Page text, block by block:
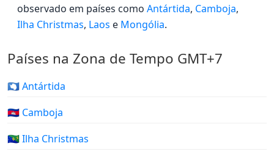
observado em países como Antártida, Camboja,
Ilha Christmas, Laos e Mongólia.
Países na Zona de Tempo GMT+7
🇦🇶 Antártida
🇰🇭 Camboja
🇨🇽 Ilha Christmas